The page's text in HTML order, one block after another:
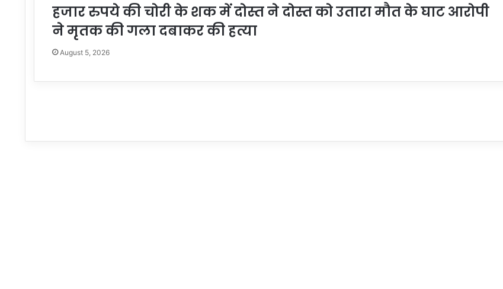
हजार रुपये की चोरी के शक में दोस्त ने दोस्त को उतारा मौत के घाट आरोपी
ने मृतक की गला दबाकर की हत्या
August 5, 2026